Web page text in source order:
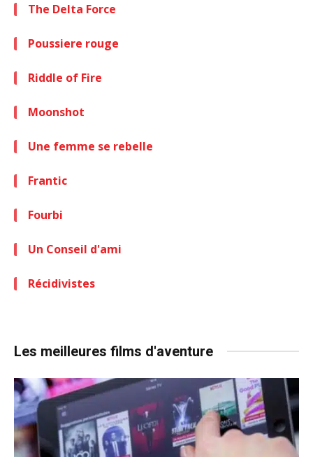
The Delta Force
Poussiere rouge
Riddle of Fire
Moonshot
Une femme se rebelle
Frantic
Fourbi
Un Conseil d'ami
Récidivistes
Les meilleures films d'aventure